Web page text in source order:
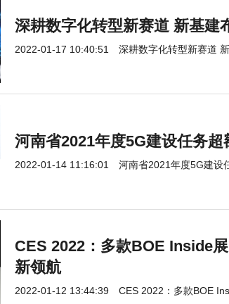
深耕数字化转型新赛道 新基建
2022-01-17 10:40:51 深耕数字化转型新赛道
河南省2021年度5G建设任务
2022-01-14 11:16:01 河南省2021年度5G建设
CES 2022：多款BOE Inside
新领航
2022-01-12 13:44:39 CES 2022：多款BOE